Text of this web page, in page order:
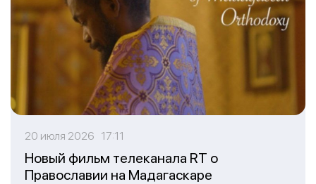
20 июля 2026 17:11
Новый фильм телеканала RT о
Православии на Мадагаскаре